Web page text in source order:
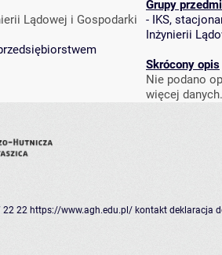
Lądowej i Gospodarki
Grupy
- IKS,
Inżynierii
Skrócony opis
Nie podano
więcej danych.
22 22 https://www.agh.edu.pl/ kontakt deklaracja